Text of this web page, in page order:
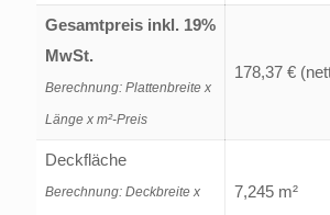
Gesamtpreis inkl. 19%
MwSt.
Berechnung: Plattenbreite x
Länge x m²-Preis
178,37 €
Deckfläche
Berechnung: Deckbreite x 7,245 m²